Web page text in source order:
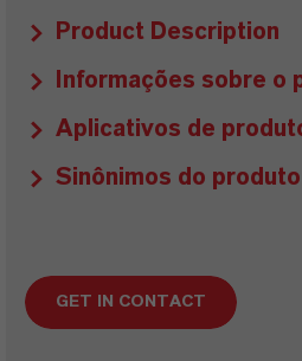
Product Description
Informações sobre o
Aplicativos de
Sinônimos do produto
GET IN CONTACT